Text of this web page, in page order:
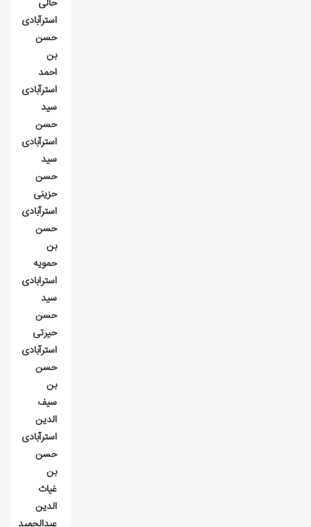
استرآبادی
حسن
بن
احمد
استرآبادی
سيد
حسن
استرآبادی
سيد
حسن
حزينی
استرآبادی
حسن
بن
حمويه
استرابادی
سيد
حسن
حيرتی
استرآبادی
حسن
بن
سيف⁮
الدين
استرآبادی
حسن
بن
غياث
⁮الدين